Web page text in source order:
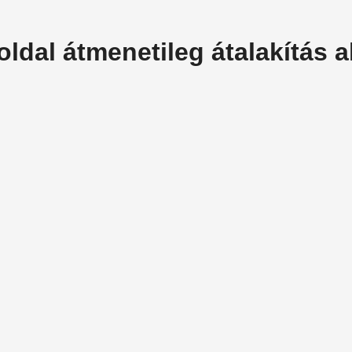
átmenetileg átalakítás